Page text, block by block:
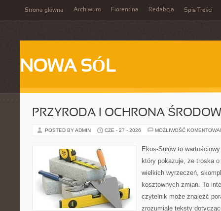
Strona główna Archiwum Fiorentina Redakcja Spis Treści
NOWA SÓL
PRZYRODA I OCHRONA
POSTED BY ADMIN CZE - 27 - 2026 MOŻLIWOŚĆ
Ekos-Sułów to
który pokazuje, że troska
wielkich wyrzeczeń,
kosztownych zmian. To
czytelnik może znaleźć
zrozumiałe teksty